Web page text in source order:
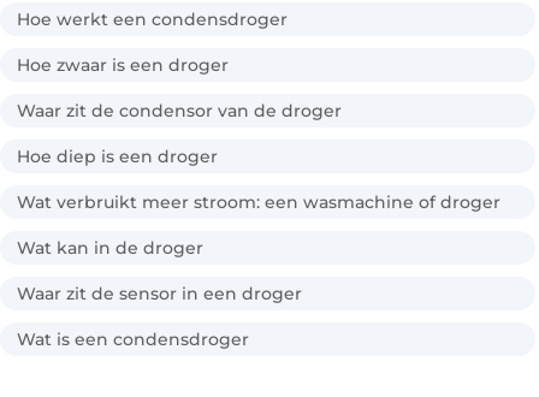
Hoe werkt een condensdroger
Hoe zwaar is een droger
Waar zit de condensor van de droger
Hoe diep is een droger
Wat verbruikt meer stroom: een wasmachine of droger
Wat kan in de droger
Waar zit de sensor in een droger
Wat is een condensdroger